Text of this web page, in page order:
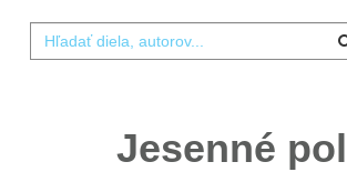
Jesenné